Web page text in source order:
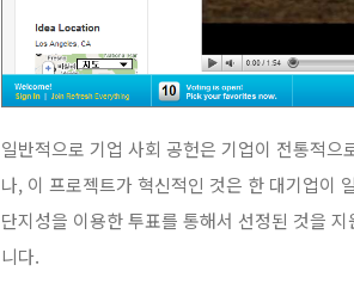
일반적으로 기업 사회 공헌은 기업이 전통적
나, 이 프로젝트가 혁신적인 것은 한 대기업이
단지성을 이용한 투표를 통해서 선정된 것을
니다.